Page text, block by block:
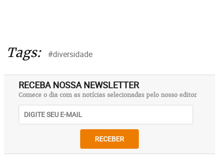
Tags: #diversidade
RECEBA NOSSA NEWSLETTER
Comece o dia com as notícias selecionadas pelo nosso editor
RECEBER